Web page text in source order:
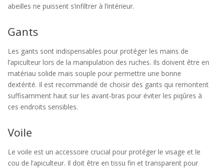
abeilles ne puissent s’infiltrer à l’intérieur.
Gants
Les gants sont indispensables pour protéger les mains de
l’apiculteur lors de la manipulation des ruches. Ils doivent être en
matériau solide mais souple pour permettre une bonne
dextérité. Il est recommandé de choisir des gants qui remontent
suffisamment haut sur les avant-bras pour éviter les piqûres à
ces endroits sensibles.
Voile
Le voile est un accessoire crucial pour protéger le visage et le
cou de l’apiculteur. Il doit être en tissu fin et transparent pour